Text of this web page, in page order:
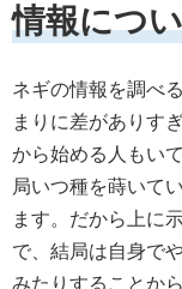
情報につ
ネギの情報を調べ
まりに差がありす
から始める人もい
局いつ種を蒔いて
ます。だから上に
で、結局は自身で
みたりすることか